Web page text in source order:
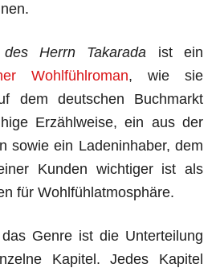
Herrn Takarada ist ein
Wohlfühlroman, wie sie
dem deutschen Buchmarkt
Erzählweise, ein aus der
sowie ein Ladeninhaber, dem
Kunden wichtiger ist als
für Wohlfühlatmosphäre.
Genre ist die Unterteilung
Kapitel. Jedes Kapitel